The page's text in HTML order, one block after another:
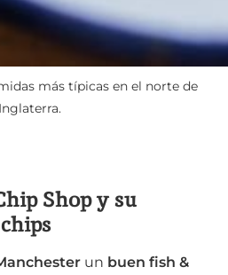
más típicas en el norte de
Inglaterra.
Shop y su
un buen fish &